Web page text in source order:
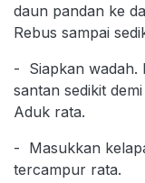
daun pandan ke
Rebus sampai
- Siapkan wadah.
santan sedikit
Aduk rata.
- Masukkan
tercampur rata.